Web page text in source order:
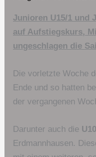
Junioren U15/1 und
auf Aufstiegskurs,
ungeschlagen die
Die vorletzte Woche
Ende und so hatten
der vergangenen
Darunter auch die
Erdmannhausen.